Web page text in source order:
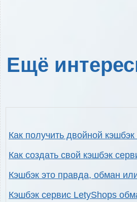
Ещё
Как получить двойной
Как создать свой кэшбэк
Кэшбэк это правда, обман
Кэшбэк сервис LetyShops